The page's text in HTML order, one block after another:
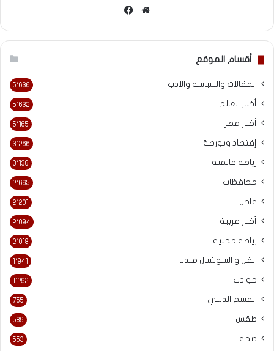
موقع
أقسام الموقع
المقالات والسياسه والادب 5٬636
أخبار العالم 5٬632
أخبار مصر 5٬165
إقتصاد وبورصة 3٬266
رياضة عالمية 3٬138
محافظات 2٬665
عاجل 2٬201
أخبار عربية 2٬094
رياضة محلية 2٬018
الفن و السوشيال ميديا 1٬941
حوادث 1٬292
القسم الديني 755
طقس 589
صحة 553